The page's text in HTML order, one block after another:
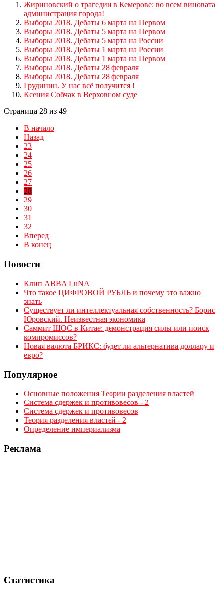
Жириновский о трагедии в Кемерове: во всем виновата
администрация города!
Выборы 2018. Дебаты 6 марта на Первом
Выборы 2018. Дебаты 5 марта на Первом
Выборы 2018. Дебаты 5 марта на России
Выборы 2018. Дебаты 1 марта на России
Выборы 2018. Дебаты 1 марта на Первом
Выборы 2018. Дебаты 28 февраля
Выборы 2018. Дебаты 28 февраля
Грудинин. У нас всё получится !
Ксения Собчак в Верховном суде
Страница 28 из 49
В начало
Назад
23
24
25
26
27
28
29
30
31
32
Вперед
В конец
Новости
Клип ABBA LuNA
Что такое ЦИФРОВОЙ РУБЛЬ и почему это важно
знать
Существует ли интеллектуальная собственность? Борис
Юровский. Неизвестная экономика
Саммит ШОС в Китае: демонстрация силы или поиск
компромиссов?
Новая валюта БРИКС: будет ли альтернатива доллару и
евро?
Популярное
Основные положения Теории разделения властей
Система сдержек и противовесов - 2
Система сдержек и противовесов
Теория разделения властей - 2
Определение империализма
Реклама
Статистика